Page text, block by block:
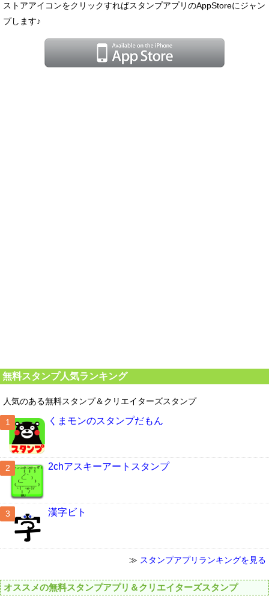
ストアアイコンをクリックすればスタンプアプリのAppStoreにジャン
プします♪
無料スタンプ人気ランキング
人気のある無料スタンプ＆クリエイターズスタンプ
くまモンのスタンプだもん
2chアスキーアートスタンプ
漢字ビト
≫ スタンプアプリランキングを見る
オススメの無料スタンプアプリ＆クリエイターズスタンプ